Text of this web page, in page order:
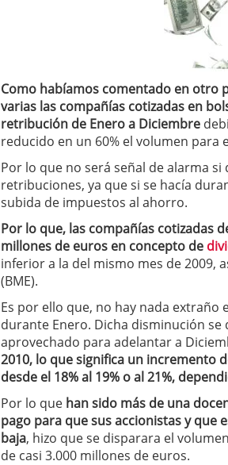
21 de
¿Cuánto cuesta un
Como habíamos comentado en otro
varias las compañías cotizadas en
retribución de Enero a Diciembre
reducido en un 60% el volumen para
Por lo que no será señal de alarma
retribuciones, ya que si se hacía
subida de impuestos al ahorro.
Por lo que, las compañías cotizadas
millones de euros en concepto de
inferior a la del mismo mes de 2009,
(BME).
Es por ello que, no hay nada
durante Enero. Dicha disminución
aprovechado para adelantar a
2010, lo que significa un incremento
desde el 18% al 19% o al 21%,
Por lo que han sido más de una
pago para que sus accionistas y que
baja, hizo que se disparara el
de casi 3.000 millones de euros.